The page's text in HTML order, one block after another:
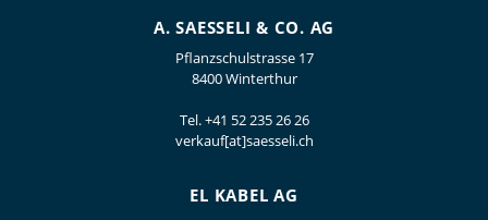
A. SAESSELI & CO. AG
Pflanzschulstrasse 17
8400 Winterthur
Tel.+41 52 235 26 26
verkauf[at]saesseli.ch
EL KABEL AG